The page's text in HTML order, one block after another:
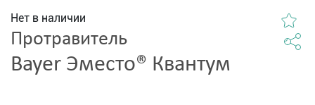
Нет в наличии
Протравитель
Bayer Эместо® Квантум